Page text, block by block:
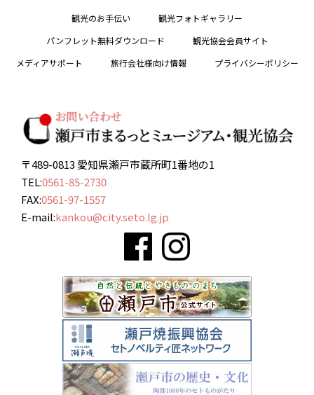
観光のお手伝い
観光フォトギャラリー
パンフレット無料ダウンロード
観光協会会員サイト
メディアサポート
旅行会社様向け情報 プライバシーポリシー
〒489-0813 愛知県瀬戸市蔵所町1番地の1
TEL:0561-85-2730
FAX:0561-97-1557
E-mail:kankou@city.seto.lg.jp